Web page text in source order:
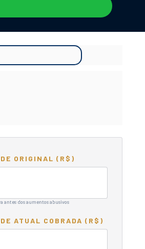
ORIGINAL (R$)
antes dos aumentos abusivos
ATUAL COBRADA (R$)